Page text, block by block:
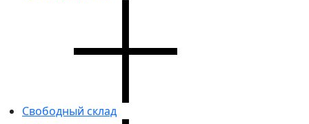
Свободный склад